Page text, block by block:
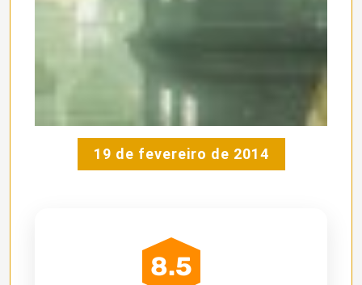
19 de fevereiro de 2014
8.5